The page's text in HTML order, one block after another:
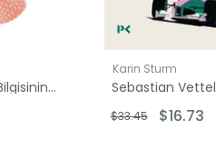
Doğru ve Yanlış Bilgisinin Kökeni
Karin Sturm
Sebastian Vettel
$16.73
$33.45